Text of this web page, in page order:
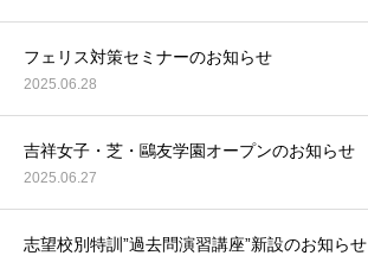
フェリス対策セミナーのお知らせ
2025.06.28
吉祥女子・芝・鷗友学園オープンのお知らせ
2025.06.27
志望校別特訓”過去問演習講座”新設のお知らせ